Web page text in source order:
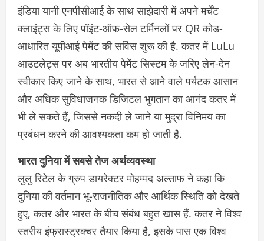
इंडिया यानी एनपीसीआई के साथ साझेदारी में अपने मर्चेंट
क्लाइंट्स के लिए पॉइंट-ऑफ-सेल टर्मिनलों पर QR कोड-
आधारित यूपीआई पेमेंट की सर्विस शुरू की है. कतर में LuLu
आउटलेट्स पर अब भारतीय पेमेंट सिस्टम के जरिए लेन-देन
स्वीकार किए जाने के साथ, भारत से आने वाले पर्यटक आसान
और अधिक सुविधाजनक डिजिटल भुगतान का आनंद कतर में
भी ले सकते हैं, जिससे नकदी ले जाने या मुद्रा विनिमय का
प्रबंधन करने की आवश्यकता कम हो जाती है.
भारत दुनिया में सबसे तेज अर्थव्यवस्था
लुलु रिटेल के ग्रुप डायरेक्टर मोहम्मद अल्ताफ ने कहा कि
दुनिया की वर्तमान भू-राजनीतिक और आर्थिक स्थिति को देखते
हुए, कतर और भारत के बीच संबंध बहुत खास हैं. कतर ने विश्व
स्तरीय इंफ्रास्ट्रक्चर तैयार किया है, इसके पास एक विश्व